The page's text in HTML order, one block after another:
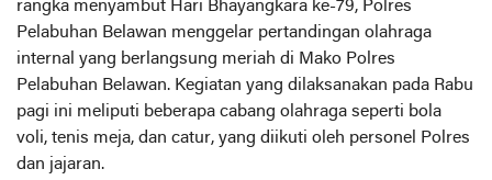
rangka menyambut Hari Bhayangkara ke-79, Polres
Pelabuhan Belawan menggelar pertandingan olahraga
internal yang berlangsung meriah di Mako Polres
Pelabuhan Belawan. Kegiatan yang dilaksanakan pada Rabu
pagi ini meliputi beberapa cabang olahraga seperti bola
voli, tenis meja, dan catur, yang diikuti oleh personel Polres
dan jajaran.